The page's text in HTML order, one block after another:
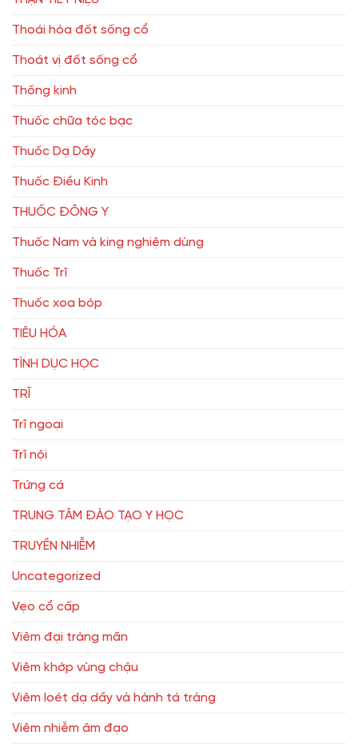
Thoái hóa đốt sống cổ
Thoát vị đốt sống cổ
Thống kinh
Thuốc chữa tóc bạc
Thuốc Dạ Dầy
Thuốc Điều Kinh
THUỐC ĐÔNG Y
Thuốc Nam và king nghiệm dùng
Thuốc Trĩ
Thuốc xoa bóp
TIÊU HÓA
TÌNH DỤC HỌC
TRĨ
Trĩ ngoại
Trĩ nội
Trứng cá
TRUNG TÂM ĐÀO TẠO Y HỌC
TRUYỀN NHIỄM
Uncategorized
Vẹo cổ cấp
Viêm đại tràng mãn
Viêm khớp vùng chậu
Viêm loét dạ dầy và hành tá tràng
Viêm nhiễm âm đạo